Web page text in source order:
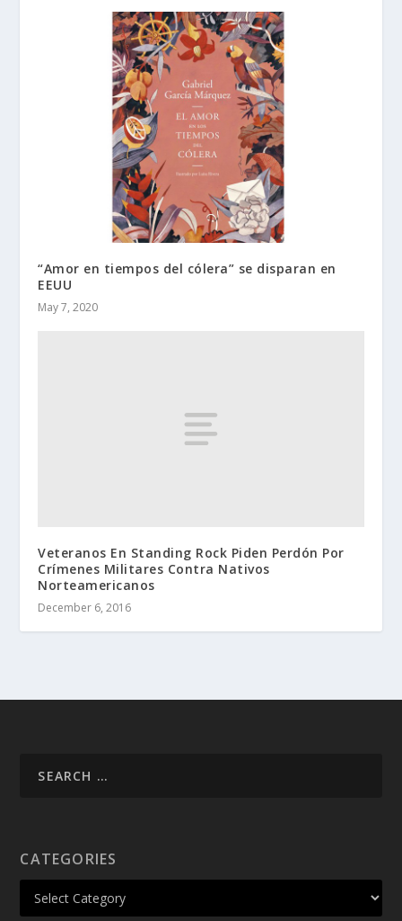
“Amor en tiempos del cólera” se disparan en
EEUU
May 7, 2020
Veteranos En Standing Rock Piden Perdón Por
Crímenes Militares Contra Nativos
Norteamericanos
December 6, 2016
CATEGORIES